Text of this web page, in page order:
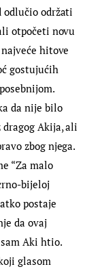
odlučio održati
otpočeti novu
hitove
gostujućih
da nije bilo
Akija, ali
zbog njega.
“Za malo
bijeloj
postaje
da ovaj
Aki htio.
glasom